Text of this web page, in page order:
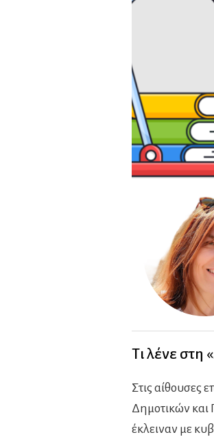
Τι λένε στη
Στις αίθουσες
Δημοτικών και
έκλειναν με